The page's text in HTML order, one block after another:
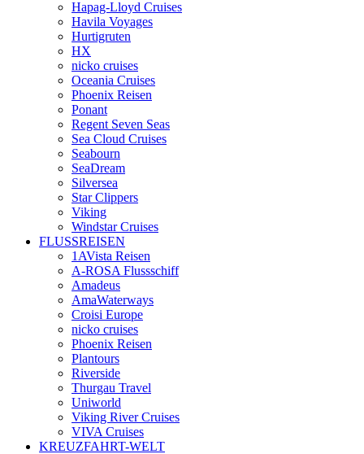
Hapag-Lloyd Cruises
Havila Voyages
Hurtigruten
HX
nicko cruises
Oceania Cruises
Phoenix Reisen
Ponant
Regent Seven Seas
Sea Cloud Cruises
Seabourn
SeaDream
Silversea
Star Clippers
Viking
Windstar Cruises
FLUSSREISEN
1AVista Reisen
A‑ROSA Flussschiff
Amadeus
AmaWaterways
Croisi Europe
nicko cruises
Phoenix Reisen
Plantours
Riverside
Thurgau Travel
Uniworld
Viking River Cruises
VIVA Cruises
KREUZFAHRT-WELT